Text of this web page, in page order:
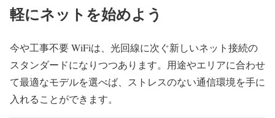
軽にネットを始めよう
今や工事不要 WiFiは、光回線に次ぐ新しいネット接続の
スタンダードになりつつあります。用途やエリアに合わせ
て最適なモデルを選べば、ストレスのない通信環境を手に
入れることができます。